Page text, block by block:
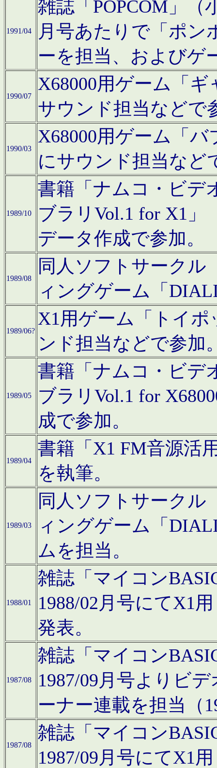
1991/04
雑誌「POPCOM」（
月号あたりで「ポン
ーを担当、およびゲ
1990/07
X68000用ゲーム「
サウンド担当などで
1990/03
X68000用ゲーム「
にサウンド担当など
1989/10
書籍「ナムコ・ビデ
ブラリVol.1 for X1」
データ作成で参加。
1989/08
同人ソフトサークル
ィングゲーム「
1989/06?
X1用ゲーム「トイ
ンド担当などで参加
1989/05
書籍「ナムコ・ビデ
ブラリVol.1 for
成で参加。
1989/04
書籍「X1 FM音源活
を執筆。
1989/03
同人ソフトサークル
ィングゲーム「
ムを担当。
1988/01
雑誌「マイコン
1988/02月号にてX1
発表。
1987/08
雑誌「マイコン
1987/09月号よりビ
ーナー連載を担当（
1987/08
雑誌「マイコン
1987/09月号にてX1